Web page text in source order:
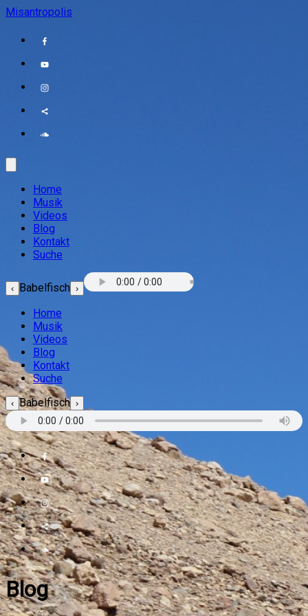
Misantropolis
Home
Musik
Videos
Blog
Kontakt
Suche
‹ Babelfisch ›
Home
Musik
Videos
Blog
Kontakt
Suche
‹ Babelfisch ›
Blog